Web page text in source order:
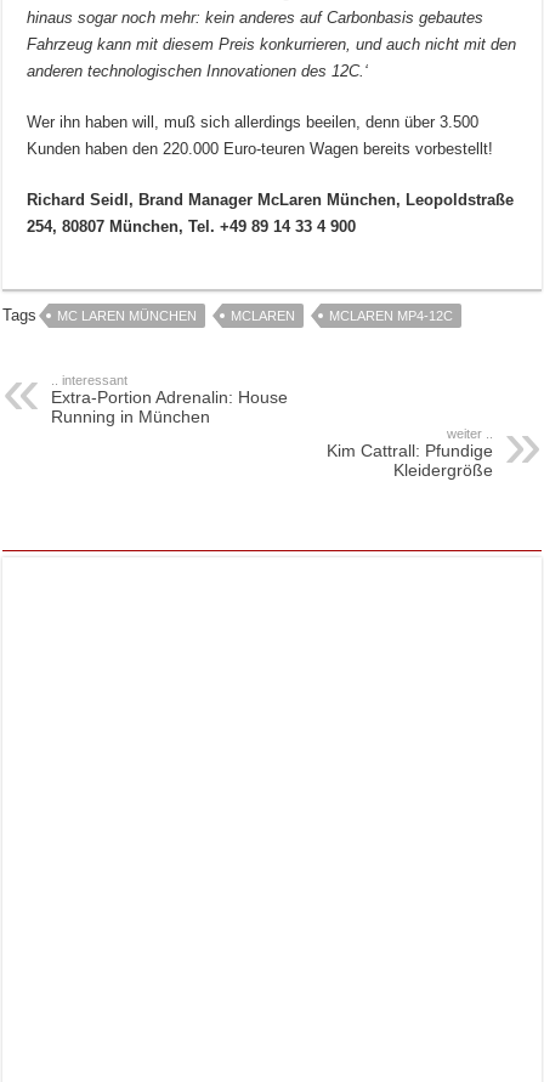
hinaus sogar noch mehr: kein anderes auf Carbonbasis gebautes
Fahrzeug kann mit diesem Preis konkurrieren, und auch nicht mit den
anderen technologischen Innovationen des 12C.‘
Wer ihn haben will, muß sich allerdings beeilen, denn über 3.500
Kunden haben den 220.000 Euro-teuren Wagen bereits vorbestellt!
Richard Seidl, Brand Manager McLaren München, Leopoldstraße
254, 80807 München, Tel. +49 89 14 33 4 900
Tags MC LAREN MÜNCHEN MCLAREN MCLAREN MP4-12C
.. interessant
Extra-Portion Adrenalin: House
Running in München
weiter ..
Kim Cattrall: Pfundige
Kleidergröße